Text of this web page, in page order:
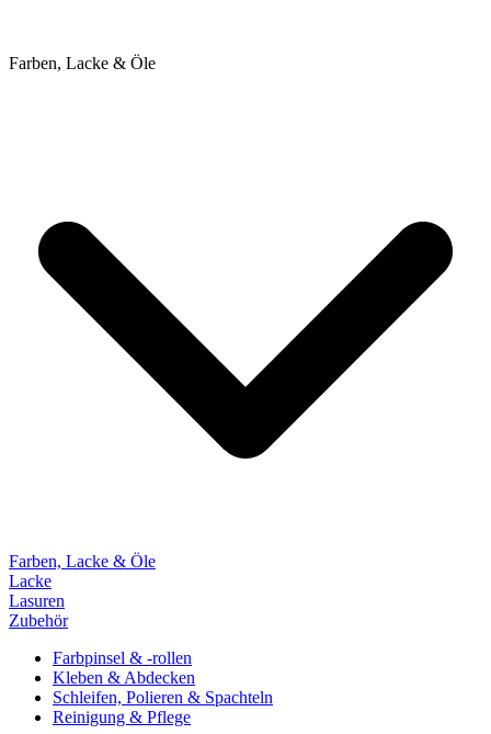
Farben, Lacke & Öle
Farben, Lacke & Öle
Lacke
Lasuren
Zubehör
Farbpinsel & -rollen
Kleben & Abdecken
Schleifen, Polieren & Spachteln
Reinigung & Pflege